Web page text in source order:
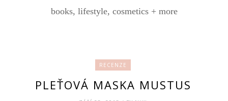
books, lifestyle, cosmetics + more
RECENZE
PLEŤOVÁ MASKA MUSTUS